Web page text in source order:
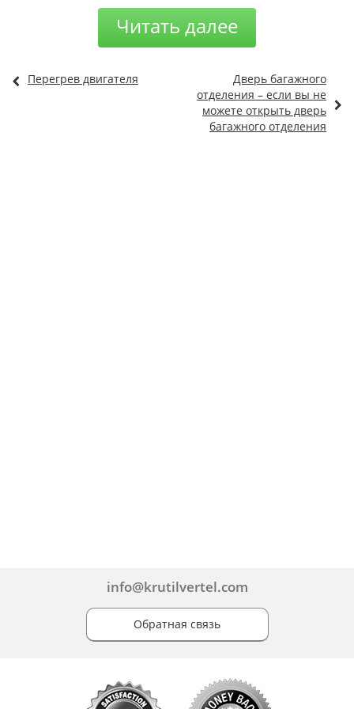
Читать далее
Перегрев двигателя
Дверь багажного
отделения – если вы не
можете открыть дверь
багажного отделения
info@krutilvertel.com
Обратная связь